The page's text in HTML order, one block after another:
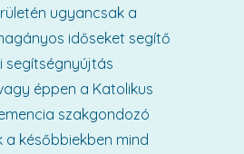
ugyancsak a
időseket segítő
segítségnyújtás
éppen a Katolikus
szakgondozó
a későbbiekben mind